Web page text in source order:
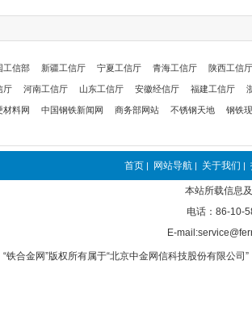
工信部 新疆工信厅 宁夏工信厅 青海工信厅 陕西工信厅
厅 河南工信厅 山东工信厅 安徽经信厅 福建工信厅
材料网 中国钢铁新闻网 商务部网站 不锈钢天地 钢铁
首页 | 网站导航 | 关于我们 |
本站所载信息
电话：86-10-
E-
“铁合金网”版权所有属于“北京中金网信科技股份有限公司